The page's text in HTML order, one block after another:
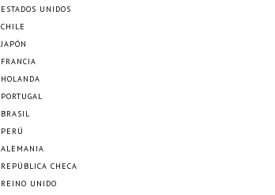
ESTADOS UNIDOS
CHILE
JAPÓN
FRANCIA
HOLANDA
PORTUGAL
BRASIL
PERÚ
ALEMANIA
REPÚBLICA CHECA
REINO UNIDO